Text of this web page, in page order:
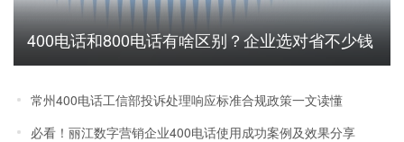
400电话和800电话有啥区别？企业选对省不少钱
常州400电话工信部投诉处理响应标准合规政策一文读懂
必看！丽江数字营销企业400电话使用成功案例及效果分享